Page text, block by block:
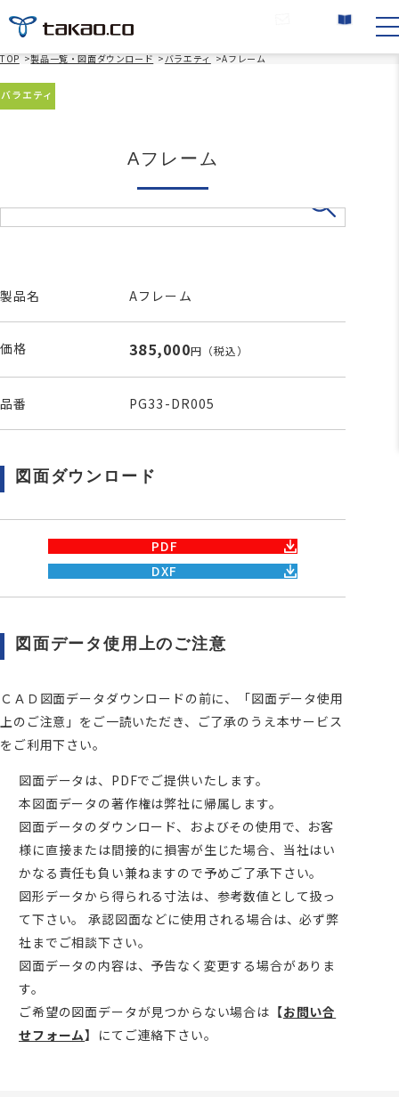
TOP >製品一覧・図面ダウンロード >バラエティ >Aフレーム
バラエティ
Aフレーム
製品名 Aフレーム
価格 385,000円 （税込）
品番 PG33-DR005
図面ダウンロード
PDF
DXF
図面データ使用上のご注意
ＣＡＤ図面データダウンロードの前に、「図面データ使用
上のご注意」をご一読いただき、ご了承のうえ本サービス
をご利用下さい。
図面データは、PDFでご提供いたします。
本図面データの著作権は弊社に帰属します。
図面データのダウンロード、およびその使用で、お客
様に直接または間接的に損害が生じた場合、当社はい
かなる責任も負い兼ねますので予めご了承下さい。
図形データから得られる寸法は、参考数値として扱っ
て下さい。 承認図面などに使用される場合は、必ず弊
社までご相談下さい。
図面データの内容は、予告なく変更する場合がありま
す。
ご希望の図面データが見つからない場合は 【お問い合
せフォーム】 にてご連絡下さい。